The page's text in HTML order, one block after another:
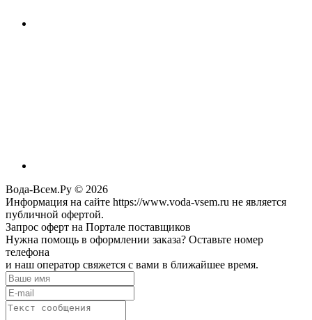
Вода-Всем.Ру © 2026
Информация на сайте https://www.voda-vsem.ru не является
публичной офертой.
Запрос оферт на Портале поставщиков
Нужна помощь в оформлении заказа? Оставьте номер
телефона
и наш оператор свяжется с вами в ближайшее время.